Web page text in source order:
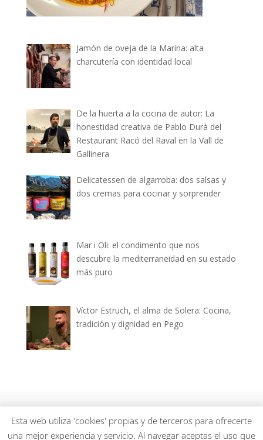
Jamón de oveja de la Marina: alta
charcutería con identidad local
De la huerta a la cocina de autor: La
honestidad creativa de Pablo Durà del
Restaurant Racó del Raval en la Vall de
Gallinera
Delicatessen de algarroba: dos salsas y
dos cremas para cocinar y sorprender
Mar i Oli: el condimento que nos
descubre la mediterraneidad en su estado
más puro
Víctor Estruch, el alma de Solera: Cocina,
tradición y dignidad en Pego
dianiagastronomica.com © 2026
Esta web utiliza 'cookies' propias y de terceros para ofrecerte
una mejor experiencia y servicio. Al navegar aceptas el uso que